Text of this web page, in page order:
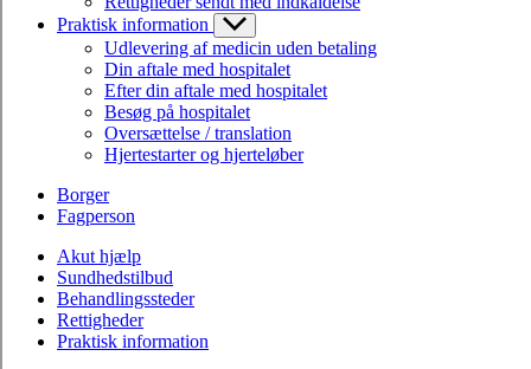
Praktisk information
Udlevering af medicin uden betaling
Din aftale med hospitalet
Efter din aftale med hospitalet
Besøg på hospitalet
Oversættelse / translation
Hjertestarter og hjerteløber
Borger
Fagperson
Akut hjælp
Sundhedstilbud
Behandlingssteder
Rettigheder
Praktisk information